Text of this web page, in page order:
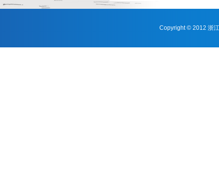
Copyright © 2012 浙